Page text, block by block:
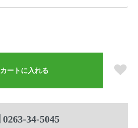
カートに入れる
0263-34-5045